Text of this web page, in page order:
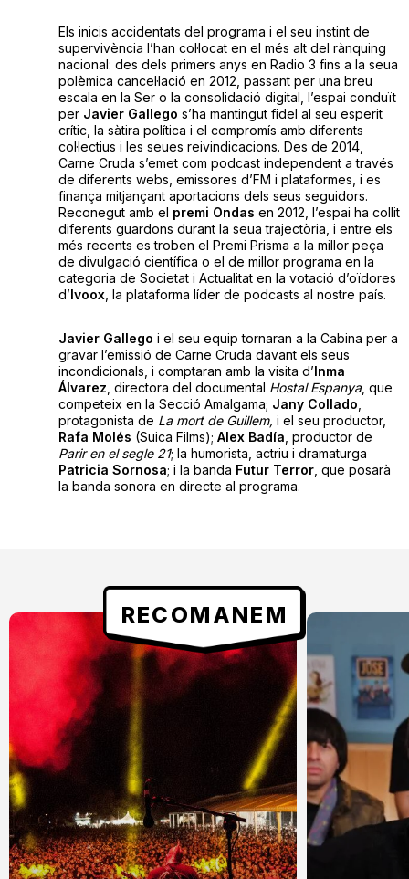
Els inicis accidentats del programa i el seu instint de
supervivència l’han col·locat en el més alt del rànquing
nacional: des dels primers anys en Radio 3 fins a la seua
polèmica cancel·lació en 2012, passant per una breu
escala en la Ser o la consolidació digital, l’espai conduït
per Javier Gallego s’ha mantingut fidel al seu esperit
crític, la sàtira política i el compromís amb diferents
col·lectius i les seues reivindicacions. Des de 2014,
Carne Cruda s’emet com podcast independent a través
de diferents webs, emissores d’FM i plataformes, i es
finança mitjançant aportacions dels seus seguidors.
Reconegut amb el premi Ondas en 2012, l’espai ha collit
diferents guardons durant la seua trajectòria, i entre els
més recents es troben el Premi Prisma a la millor peça
de divulgació científica o el de millor programa en la
categoria de Societat i Actualitat en la votació d’oïdores
d’Ivoox, la plataforma líder de podcasts al nostre país.
Javier Gallego i el seu equip tornaran a la Cabina per a
gravar l’emissió de Carne Cruda davant els seus
incondicionals, i comptaran amb la visita d’Inma
Álvarez , directora del documental Hostal Espanya, que
competeix en la Secció Amalgama; Jany Collado
protagonista de La mort de Guillem, i el seu productor,
Rafa Molés (Suica Films); Alex Badía , productor de
Parir en el segle 21; la humorista, actriu i dramaturga
Patricia Sornosa; i la banda Futur Terror, que posarà
la banda sonora en directe al programa.
RECOMANEM